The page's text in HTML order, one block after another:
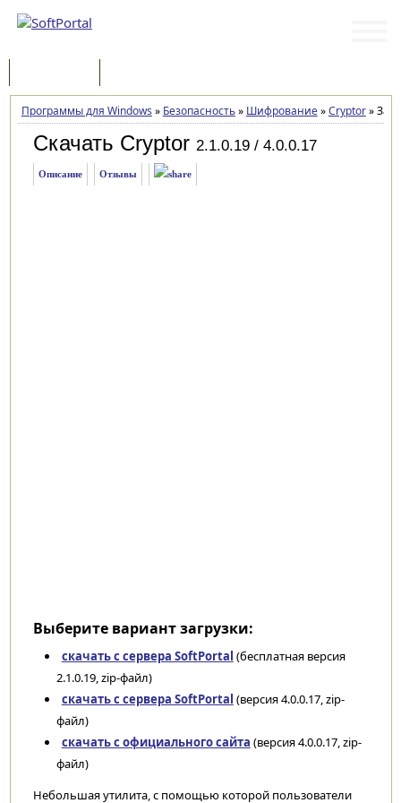
Программы для Windows » Безопасность» Шифрование»Cryptor»
Скачать Cryptor 2.1.0.19 / 4.0.0.17
Описание Отзывы
Выберите вариант загрузки:
скачать с сервера SoftPortal (бесплатная версия
2.1.0.19, zip-файл)
скачать с сервера SoftPortal (версия 4.0.0.17, zip-
файл)
скачать с официального сайта (версия 4.0.0.17, zip-
файл)
Небольшая утилита, с помощью которой пользователи